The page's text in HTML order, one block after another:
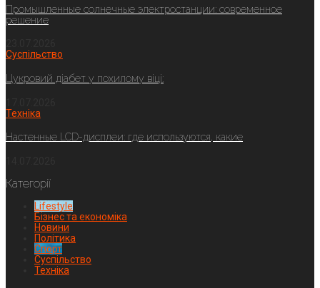
Промышленные солнечные электростанции: современное
решение
Суспільство
Цукровий діабет у похилому віці:
Техніка
Настенные LCD-дисплеи: где используются, какие
Категорії
Lifestyle
Бізнес та економіка
Новини
Політика
Спорт
Суспільство
Техніка